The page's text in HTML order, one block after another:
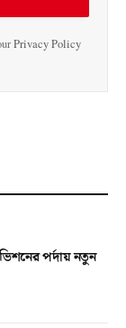
Privacy Policy
পর্দায় নতুন